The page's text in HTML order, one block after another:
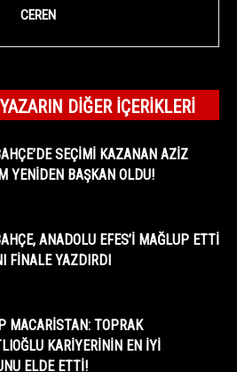
CEREN
YAZARIN DIĞER İÇERIKLERI
SEÇIMI KAZANAN AZIZ
YENIDEN BAŞKAN OLDU!
ANADOLU EFES’I MAĞLUP ETTI
FINALE YAZDIRDI
MACARISTAN: TOPRAK
KARIYERININ EN IYI
ELDE ETTI!